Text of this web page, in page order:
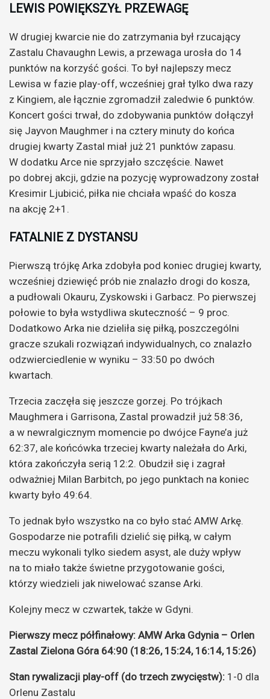
LEWIS POWIĘKSZYŁ PRZEWAGĘ
W drugiej kwarcie nie do zatrzymania był rzucający
Zastalu Chavaughn Lewis, a przewaga urosła do 14
punktów na korzyść gości. To był najlepszy mecz
Lewisa w fazie play-off, wcześniej grał tylko dwa razy
z Kingiem, ale łącznie zgromadził zaledwie 6 punktów.
Koncert gości trwał, do zdobywania punktów dołączył
się Jayvon Maughmer i na cztery minuty do końca
drugiej kwarty Zastal miał już 21 punktów zapasu.
W dodatku Arce nie sprzyjało szczęście. Nawet
po dobrej akcji, gdzie na pozycję wyprowadzony został
Kresimir Ljubicić, piłka nie chciała wpaść do kosza
na akcję 2+1.
FATALNIE Z DYSTANSU
Pierwszą trójkę Arka zdobyła pod koniec drugiej kwarty,
wcześniej dziewięć prób nie znalazło drogi do kosza,
a pudłowali Okauru, Zyskowski i Garbacz. Po pierwszej
połowie to była wstydliwa skuteczność – 9 proc.
Dodatkowo Arka nie dzieliła się piłką, poszczególni
gracze szukali rozwiązań indywidualnych, co znalazło
odzwierciedlenie w wyniku – 33:50 po dwóch
kwartach.
Trzecia zaczęła się jeszcze gorzej. Po trójkach
Maughmera i Garrisona, Zastal prowadził już 58:36,
a w newralgicznym momencie po dwójce Fayne’a już
62:37, ale końcówka trzeciej kwarty należała do Arki,
która zakończyła serią 12:2. Obudził się i zagrał
odważniej Milan Barbitch, po jego punktach na koniec
kwarty było 49:64.
To jednak było wszystko na co było stać AMW Arkę.
Gospodarze nie potrafili dzielić się piłką, w całym
meczu wykonali tylko siedem asyst, ale duży wpływ
na to miało także świetne przygotowanie gości,
którzy wiedzieli jak niwelować szanse Arki.
Kolejny mecz w czwartek, także w Gdyni.
Pierwszy mecz półfinałowy: AMW Arka Gdynia – Orlen
Zastal Zielona Góra 64:90 (18:26, 15:24, 16:14, 15:26)
Stan rywalizacji play-off (do trzech zwycięstw): 1-0 dla
Orlenu Zastalu